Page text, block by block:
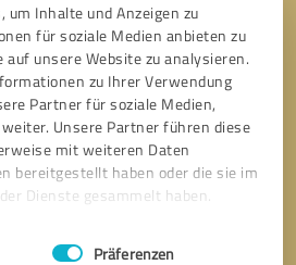
um Inhalte und Anzeigen zu
für soziale Medien anbieten zu
unsere Website zu analysieren.
zu Ihrer Verwendung
Partner für soziale Medien,
Unsere Partner führen diese
mit weiteren Daten
bereitgestellt haben oder die sie im
Dienste gesammelt haben.
Präferenzen